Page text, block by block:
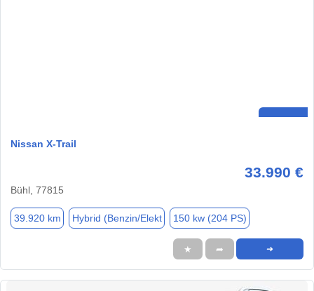
Nissan X-Trail
33.990 €
Bühl, 77815
39.920 km Hybrid (Benzin/Elekt 150 kw (204 PS)
★ ➦ ➜